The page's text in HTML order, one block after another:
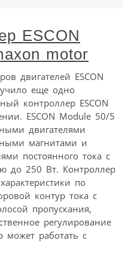
ESCON
motor
двигателей ESCON
еще одно
контроллер ESCON
ESCON Module 50/5
двигателями
магнитами и
постоянного тока с
до 250 Вт. Контроллер
по
контур тока с
пропускания,
регулирование
может работать с